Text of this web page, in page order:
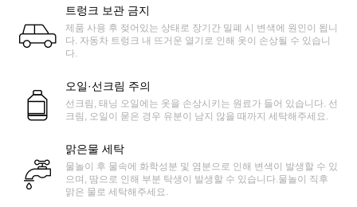
트렁크 보관 금지
제품 사용 후 젖어있는 상태로 장기간 밀폐 시 변색에 원인이 됩니
다. 자동차 트렁크 내 뜨거운 열기로 인해 옷이 손상될 수 있습니
다.
오일·선크림 주의
선크림, 태닝 오일에는 옷을 손상시키는 원료가 들어 있습니다. 선
크림, 오일이 묻은 경우 유분이 남지 않을 때까지 세탁해주세요.
맑은물 세탁
물놀이 후 물속에 화학성분 및 염분으로 인해 변색이 발생할 수 있
으며, 땀으로 인해 부분 탁생이 발생할 수 있습니다.물놀이 직후
맑은 물로 세탁해주세요.